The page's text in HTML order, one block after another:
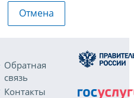
Отмена
Обратная
связь
Контакты